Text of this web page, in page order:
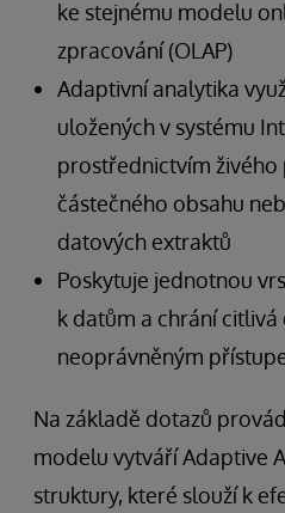
ke stejnému modelu
zpracování (OLAP)
Adaptivní analytika
uložených v systému
prostřednictvím
částečného obsahu
datových extraktů
Poskytuje jednotnou
k datům a chrání
neoprávněným
Na základě dotazů
modelu vytváří Adaptive
struktury, které slouží k